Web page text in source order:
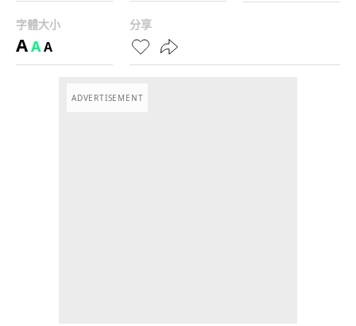
字體大小
AAA
分享
ADVERTISEMENT